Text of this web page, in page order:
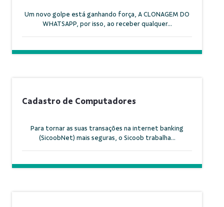
Um novo golpe está ganhando força, A CLONAGEM DO
WHATSAPP, por isso, ao receber qualquer...
Cadastro de Computadores
Para tornar as suas transações na internet banking
(SicoobNet) mais seguras, o Sicoob trabalha...